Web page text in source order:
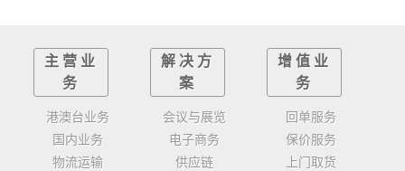
主营业
务
港澳台业务
国内业务
物流运输
解决方
案
会议与展览
电子商务
供应链
增值业
务
回单服务
保价服务
上门取货